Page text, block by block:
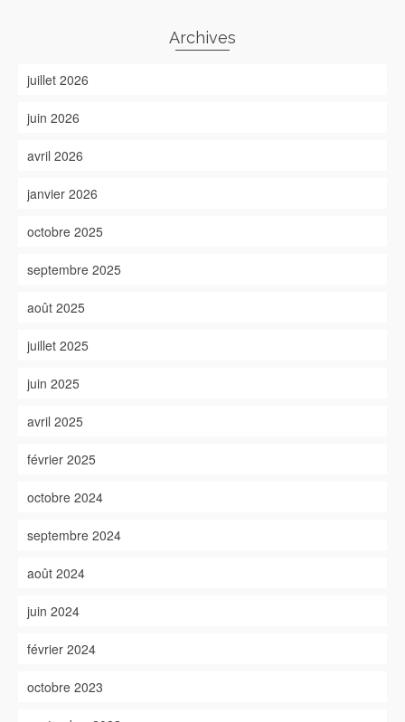
Archives
juillet 2026
juin 2026
avril 2026
janvier 2026
octobre 2025
septembre 2025
août 2025
juillet 2025
juin 2025
avril 2025
février 2025
octobre 2024
septembre 2024
août 2024
juin 2024
février 2024
octobre 2023